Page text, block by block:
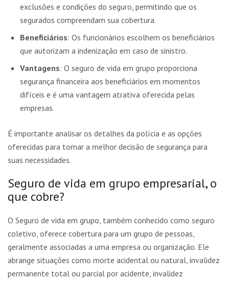
exclusões e condições do seguro, permitindo que os
segurados compreendam sua cobertura.
Beneficiários: Os funcionários escolhem os beneficiários
que autorizam a indenização em caso de sinistro.
Vantagens: O seguro de vida em grupo proporciona
segurança financeira aos beneficiários em momentos
difíceis e é uma vantagem atrativa oferecida pelas
empresas.
É importante analisar os detalhes da polícia e as opções
oferecidas para tomar a melhor decisão de segurança para
suas necessidades.
Seguro de vida em grupo empresarial, o
que cobre?
O Seguro de vida em grupo, também conhecido como seguro
coletivo, oferece cobertura para um grupo de pessoas,
geralmente associadas a uma empresa ou organização. Ele
abrange situações como morte acidental ou natural, invalidez
permanente total ou parcial por acidente, invalidez